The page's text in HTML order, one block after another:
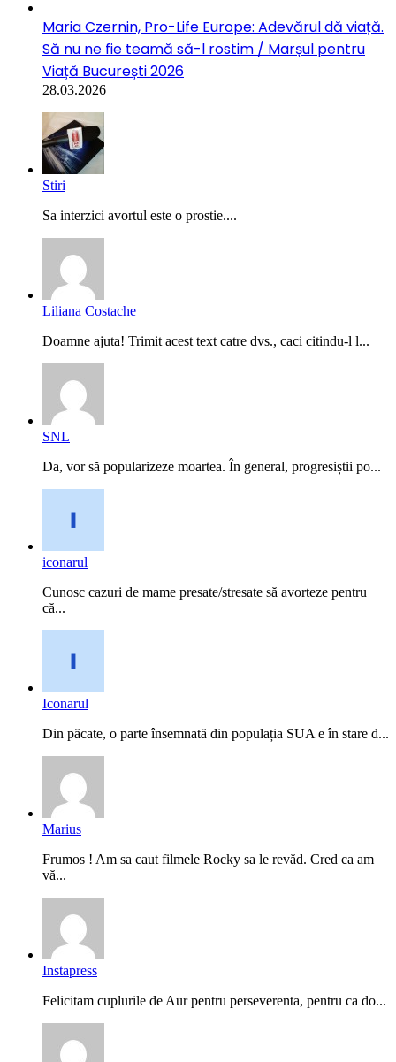
Maria Czernin, Pro-Life Europe: Adevărul dă viață.
Să nu ne fie teamă să-l rostim / Marșul pentru
Viață București 2026
28.03.2026
Stiri
Sa interzici avortul este o prostie....
Liliana Costache
Doamne ajuta! Trimit acest text catre dvs., caci citindu-l l...
SNL
Da, vor să popularizeze moartea. În general, progresiștii po...
iconarul
Cunosc cazuri de mame presate/stresate să avorteze pentru
că...
Iconarul
Din păcate, o parte însemnată din populația SUA e în stare d...
Marius
Frumos ! Am sa caut filmele Rocky sa le revăd. Cred ca am
vă...
Instapress
Felicitam cuplurile de Aur pentru perseverenta, pentru ca do...